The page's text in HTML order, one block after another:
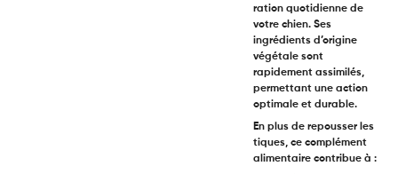
ration quotidienne de
votre chien. Ses
ingrédients d’origine
végétale sont
rapidement assimilés,
permettant une action
optimale et durable.
En plus de repousser les
tiques, ce complément
alimentaire contribue à :